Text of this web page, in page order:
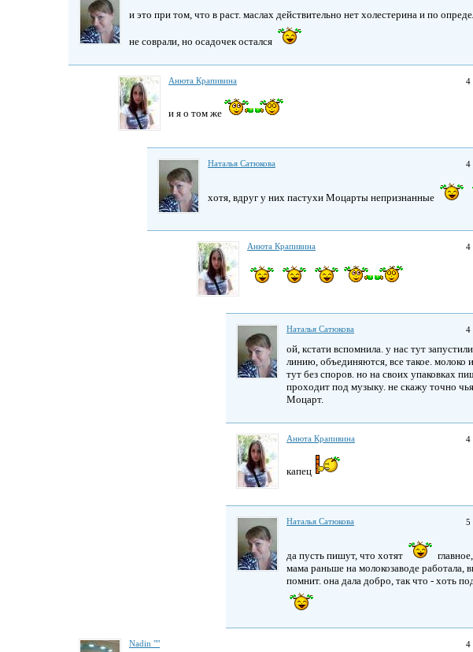
и это при том, что в раст. маслах действительно нет холестерина и по
не соврали, но осадочек остался
Анюта Крапивина 4
и я о том же
Наталья Сатюкова 4
хотя, вдруг у них пастухи Моцарты непризнанные
Анюта Крапивина 4
Наталья Сатюкова 4
ой, кстати вспомнила. у нас тут
линию, объединяются, все такое. молоко
тут без споров. но на своих упаковках
проходит под музыку. не скажу точно
Моцарт.
Анюта Крапивина 4
капец
Наталья Сатюкова 5
да пусть пишут, что хотят
мама раньше на молокозаводе работала,
помнит. она дала добро, так что - хоть
Nadin "" 4